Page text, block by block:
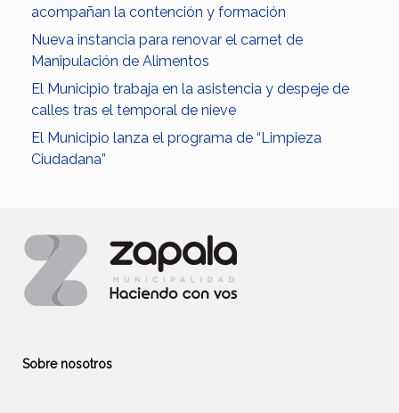
acompañan la contención y formación
Nueva instancia para renovar el carnet de
Manipulación de Alimentos
El Municipio trabaja en la asistencia y despeje de
calles tras el temporal de nieve
El Municipio lanza el programa de “Limpieza
Ciudadana”
Sobre nosotros